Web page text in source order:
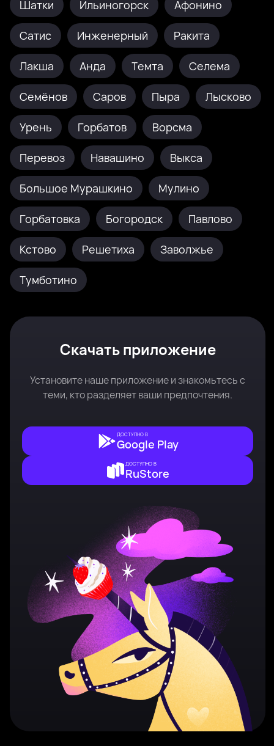
Шатки Ильиногорск Афонино
Сатис Инженерный Ракита
Лакша Анда Темта Селема
Семёнов Саров Пыра Лысково
Урень Горбатов Ворсма
Перевоз Навашино Выкса
Большое Мурашкино Мулино
Горбатовка Богородск Павлово
Кстово Решетиха Заволжье
Тумботино
Скачать приложение
Установите наше приложение и знакомьтесь с
теми, кто разделяет ваши предпочтения.
ДОСТУПНО В
Google Play
ДОСТУПНО В
RuStore